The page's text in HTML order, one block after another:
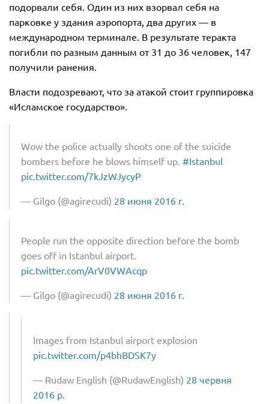
подорвали себя. Один из них взорвал себя на
парковке у здания аэропорта, два других — в
международном терминале. В результате теракта
погибли по разным данным от 31 до 36 человек, 147
получили ранения.
Власти подозревают, что за атакой стоит группировка
«Исламское государство».
Wow the police actually shoots one of the suicide
bombers before he blows himself up. #Istanbul
pic.twitter.com/7kJzWJycyP
— Gilgo (@agirecudi) 28 июня 2016 г.
People run the opposite direction before the bomb
goes off in Istanbul airport.
pic.twitter.com/ArV0VWAcqp
— Gilgo (@agirecudi) 28 июня 2016 г.
Images from Istanbul airport explosion
pic.twitter.com/p4bhBDSK7y
— Rudaw English (@RudawEnglish) 28 червня
2016 р.